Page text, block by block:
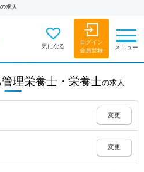
求人
気になる
ログイン
会員登録
メニュー
管理栄養士・栄養士の求人
変更
変更